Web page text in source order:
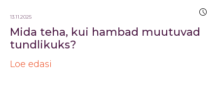
13.11.2025
Mida teha, kui hambad muutuvad
tundlikuks?
Loe edasi